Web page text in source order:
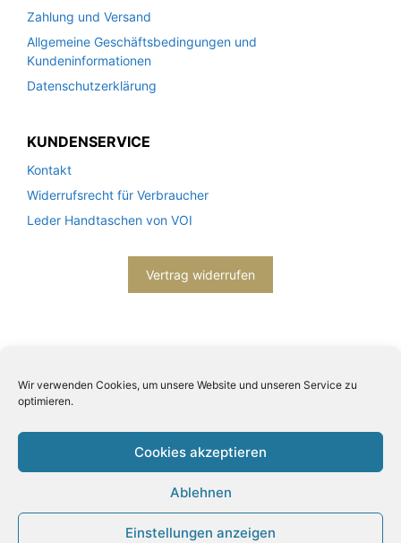
Wir verwenden Cookies, um unsere Website und unseren Service zu
optimieren.
Cookies akzeptieren
Ablehnen
Einstellungen anzeigen
Zahlung und Versand
Allgemeine Geschäftsbedingungen und
Kundeninformationen
Datenschutzerklärung
KUNDENSERVICE
Kontakt
Widerrufsrecht für Verbraucher
Leder Handtaschen von VOI
Vertrag widerrufen
2026© Engels mode schmuck -Datenschutzerklärung
Impressum- Bitte beachten Sie unsere